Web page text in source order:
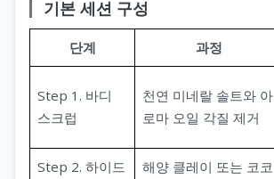
기본 세션 구성
단계 과정
Step 1. 바디
스크럽
천연 미네랄 솔트와 아
로마 오일 각질 제거
Step 2. 하이드
해양 클레이 또는 코코